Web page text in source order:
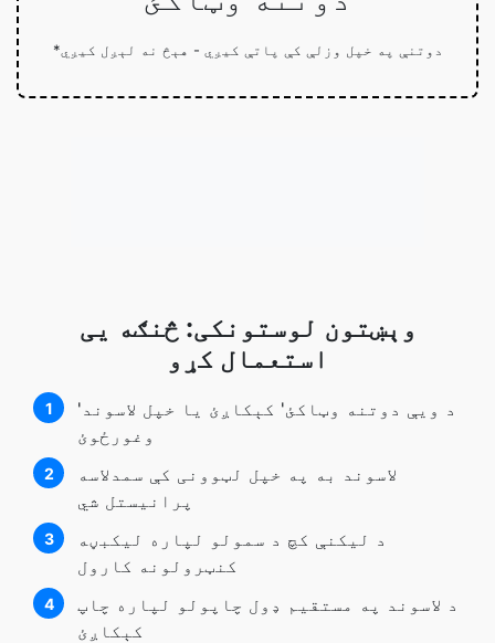
*دوتنې په خپل وزلې کې پاتې کيږي - هېڅ نه لېږل کيږي
وېښتون لوستونکی: څنګه یی
استعمال کړو
1
'د ويې دوتنه وټاکئ' کېکاږئ يا خپل لاسوند
وغورځوئ
2
لاسوند به په خپل لټوونی کې سمدلاسه
پرانيستل شي
3
د ليکنې کچ د سمولو لپاره ليکبڼه
کنټرولونه کارول
4
د لاسوند په مستقيم ډول چاپولو لپاره چاپ
کېکاږﺉ